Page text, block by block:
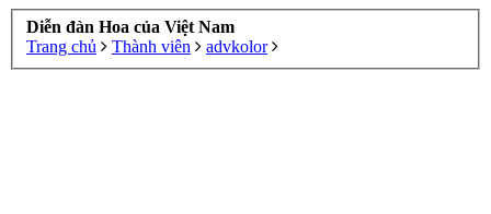
Diễn đàn Hoa của Việt Nam
Trang chủ
Thành viên advkolor